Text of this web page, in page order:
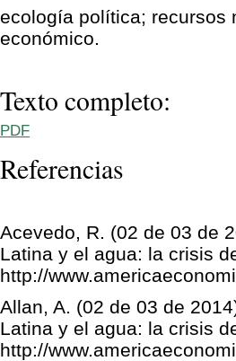
ecología política; recursos
económico.
Texto completo:
PDF
Referencias
Acevedo, R. (02 de 03 de
Latina y el agua: la crisis
http://
Allan, A. (02 de 03 de
Latina y el agua: la crisis
http://